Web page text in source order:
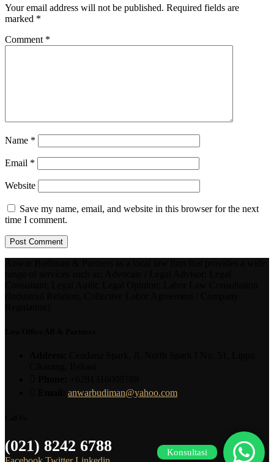
Your email address will not be published. Required fields are
marked *
Comment *
Name *
Email *
Website
Save my name, email, and website in this browser for the next
time I comment.
anwarbudiman@yahoo.com
(021) 8242 6788 Konsultasi